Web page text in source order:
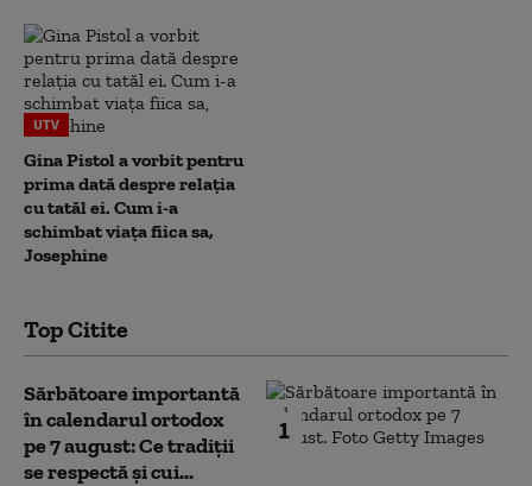
UTV
Gina Pistol a vorbit pentru
prima dată despre relația
cu tatăl ei. Cum i-a
schimbat viața fiica sa,
Josephine
Top Citite
1
Sărbătoare importantă
în calendarul ortodox
pe 7 august: Ce tradiții
se respectă și cui...